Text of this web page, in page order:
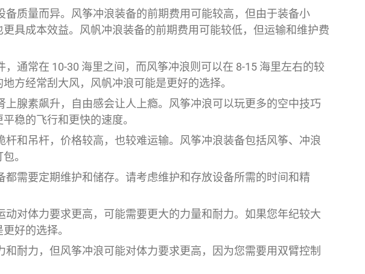
备质量而异。风筝冲浪装备的前期费用可能较高，但由于装备小
具成本效益。风帆冲浪装备的前期费用可能较低，但运输和维护费
通常在 10-30 海里之间，而风筝冲浪则可以在 8-15 海里左右的较
方经常刮大风，风帆冲浪可能是更好的选择。
上腺素飙升，自由感会让人上瘾。风筝冲浪可以玩更多的空中技巧
稳的飞行和更快的速度。
杆和吊杆，价格较高，也较难运输。风筝冲浪装备包括风筝、冲浪
。
都需要定期维护和储存。请考虑维护和存放设备所需的时间和精
对体力要求更高，可能需要更大的力量和耐力。如果您年纪较大
好的选择。
和耐力，但风筝冲浪可能对体力要求更高，因为您需要用双臂控制